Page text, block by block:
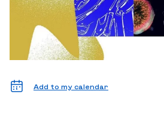
Add to my calendar